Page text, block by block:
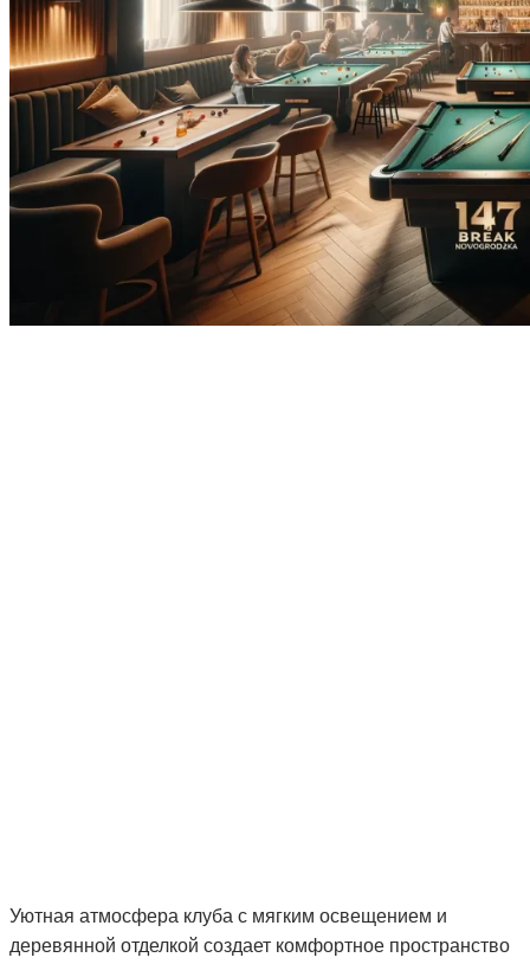
Уютная атмосфера клуба с мягким освещением и
деревянной отделкой создает комфортное пространство